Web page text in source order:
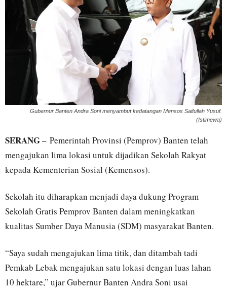
Gubernur Banten Andra Soni menyambut kedatangan Mensos Saifullah Yusuf.
(Istimewa)
SERANG– Pemerintah Provinsi (Pemprov) Banten telah
mengajukan lima lokasi untuk dijadikan Sekolah Rakyat
kepada Kementerian Sosial (Kemensos).
Sekolah itu diharapkan menjadi daya dukung Program
Sekolah Gratis Pemprov Banten dalam meningkatkan
kualitas Sumber Daya Manusia (SDM) masyarakat Banten.
“Saya sudah mengajukan lima titik, dan ditambah tadi
Pemkab Lebak mengajukan satu lokasi dengan luas lahan
10 hektare,” ujar Gubernur Banten Andra Soni usai